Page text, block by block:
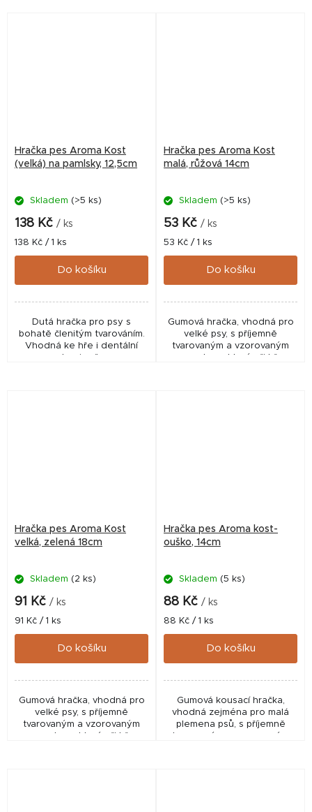
Hračka pes Aroma Kost
(velká) na pamlsky, 12,5cm
Skladem (>5 ks)
138 Kč / ks
Měrná
cena:
138 Kč / 1 ks
Do košíku
Dutá hračka pro psy s
bohatě členitým tvarováním.
Vhodná ke hře i dentální
Hračka pes Aroma Kost
malá, růžová 14cm
Skladem (>5 ks)
53 Kč / ks
Měrná
cena:
53 Kč / 1 ks
Do košíku
Gumová hračka, vhodná pro
velké psy, s příjemně
tvarovaným a vzorovaným
Hračka pes Aroma Kost
velká, zelená 18cm
Skladem (2 ks)
91 Kč / ks
Měrná
cena:
91 Kč / 1 ks
Do košíku
Gumová hračka, vhodná pro
velké psy, s příjemně
tvarovaným a vzorovaným
povrchem, který při hře
Hračka pes Aroma kost-
ouško, 14cm
Skladem (5 ks)
88 Kč / ks
Měrná
cena:
88 Kč / 1 ks
Do košíku
Gumová kousací hračka,
vhodná zejména pro malá
plemena psů, s příjemně
tvarovaným a vzorovaným